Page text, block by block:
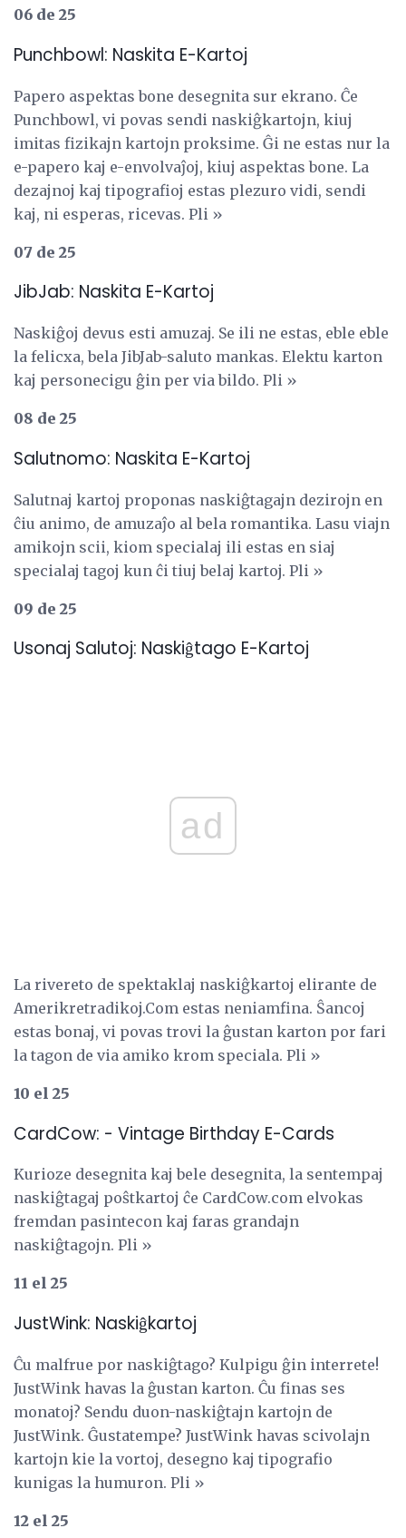
06 de 25
Punchbowl: Naskita E-Kartoj
Papero aspektas bone desegnita sur ekrano. Ĉe
Punchbowl, vi povas sendi naskiĝkartojn, kiuj
imitas fizikajn kartojn proksime. Ĝi ne estas nur la
e-papero kaj e-envolvaĵoj, kiuj aspektas bone. La
dezajnoj kaj tipografioj estas plezuro vidi, sendi
kaj, ni esperas, ricevas. Pli »
07 de 25
JibJab: Naskita E-Kartoj
Naskiĝoj devus esti amuzaj. Se ili ne estas, eble eble
la felicxa, bela JibJab-saluto mankas. Elektu karton
kaj personecigu ĝin per via bildo. Pli »
08 de 25
Salutnomo: Naskita E-Kartoj
Salutnaj kartoj proponas naskiĝtagajn dezirojn en
ĉiu animo, de amuzaĵo al bela romantika. Lasu viajn
amikojn scii, kiom specialaj ili estas en siaj
specialaj tagoj kun ĉi tiuj belaj kartoj. Pli »
09 de 25
Usonaj Salutoj: Naskiĝtago E-Kartoj
ad
La rivereto de spektaklaj naskiĝkartoj elirante de
Amerikretradikoj.Com estas neniamfina. Ŝancoj
estas bonaj, vi povas trovi la ĝustan karton por fari
la tagon de via amiko krom speciala. Pli »
10 el 25
CardCow: - Vintage Birthday E-Cards
Kurioze desegnita kaj bele desegnita, la sentempaj
naskiĝtagaj poŝtkartoj ĉe CardCow.com elvokas
fremdan pasintecon kaj faras grandajn
naskiĝtagojn. Pli »
11 el 25
JustWink: Naskiĝkartoj
Ĉu malfrue por naskiĝtago? Kulpigu ĝin interrete!
JustWink havas la ĝustan karton. Ĉu finas ses
monatoj? Sendu duon-naskiĝtajn kartojn de
JustWink. Ĝustatempe? JustWink havas scivolajn
kartojn kie la vortoj, desegno kaj tipografio
kunigas la humuron. Pli »
12 el 25